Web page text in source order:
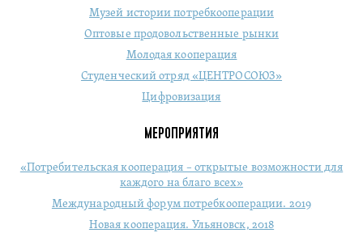
Музей истории потребкооперации
Оптовые продовольственные рынки
Молодая кооперация
Студенческий отряд «ЦЕНТРОСОЮЗ»
Цифровизация
МЕРОПРИЯТИЯ
«Потребительская кооперация – открытые возможности для
каждого на благо всех»
Международный форум потребкооперации. 2019
Новая кооперация. Ульяновск, 2018